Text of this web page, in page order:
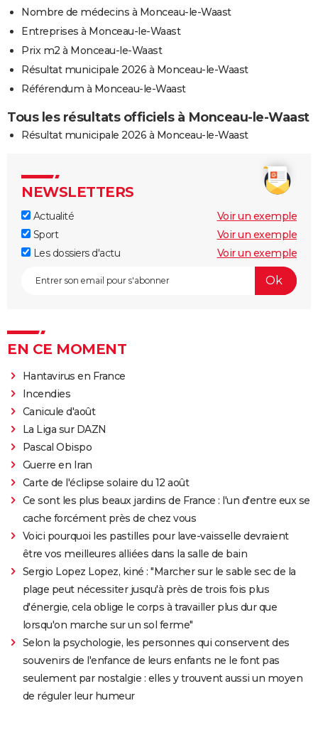
Nombre de médecins à Monceau-le-Waast
Entreprises à Monceau-le-Waast
Prix m2 à Monceau-le-Waast
Résultat municipale 2026 à Monceau-le-Waast
Référendum à Monceau-le-Waast
Tous les résultats officiels à Monceau-le-Waast
Résultat municipale 2026 à Monceau-le-Waast
NEWSLETTERS
Actualité
Voir un exemple
Sport
Voir un exemple
Les dossiers d'actu
Voir un exemple
EN CE MOMENT
Hantavirus en France
Incendies
Canicule d'août
La Liga sur DAZN
Pascal Obispo
Guerre en Iran
Carte de l'éclipse solaire du 12 août
Ce sont les plus beaux jardins de France : l'un d'entre eux se
cache forcément près de chez vous
Voici pourquoi les pastilles pour lave-vaisselle devraient
être vos meilleures alliées dans la salle de bain
Sergio Lopez Lopez, kiné : "Marcher sur le sable sec de la
plage peut nécessiter jusqu'à près de trois fois plus
d'énergie, cela oblige le corps à travailler plus dur que
lorsqu'on marche sur un sol ferme"
Selon la psychologie, les personnes qui conservent des
souvenirs de l'enfance de leurs enfants ne le font pas
seulement par nostalgie : elles y trouvent aussi un moyen
de réguler leur humeur